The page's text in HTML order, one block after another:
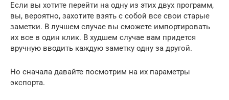
Если вы хотите перейти на одну из этих двух программ,
вы, вероятно, захотите взять с собой все свои старые
заметки. В лучшем случае вы сможете импортировать
их все в один клик. В худшем случае вам придется
вручную вводить каждую заметку одну за другой.
Но сначала давайте посмотрим на их параметры
экспорта.